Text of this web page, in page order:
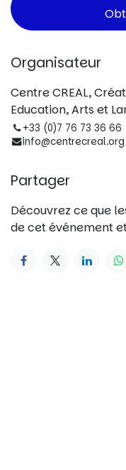
Organisateur
Centre CREAL,
Education, Arts et
+33 (0)7 76 73 36 66
info@centrecreal.org
Partager
Découvrez ce que
de cet événement